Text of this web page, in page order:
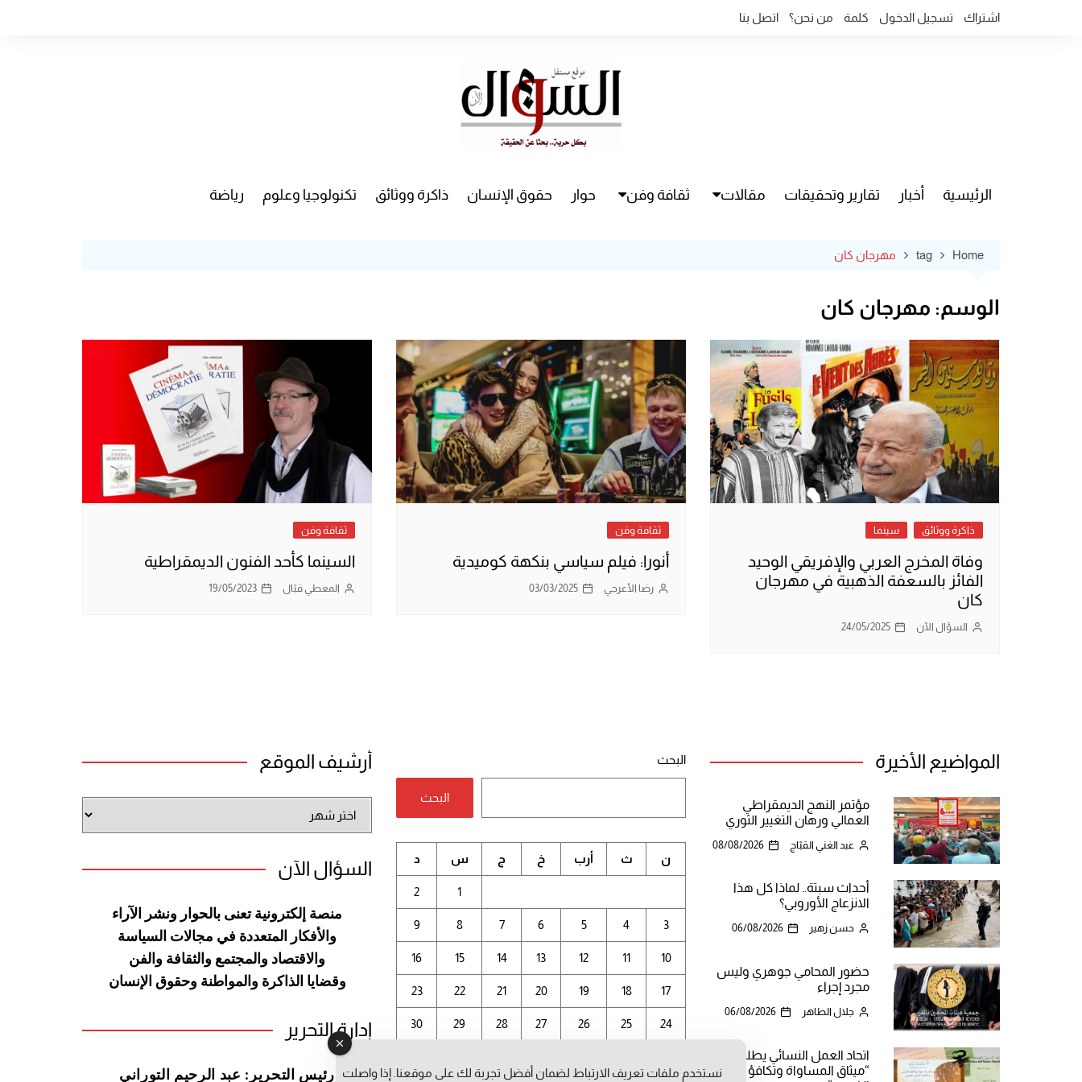
اشتراك تسجيل الدخول كلمة من نحن؟ اتصل بنا
الرئيسية أخبار تقارير وتحقيقات مقالات ثقافة وفن حوار حقوق الإنسان ذاكرة ووثائق تكنولوجيا وعلوم رياضة
Home
tag مهرجان كان
الوسم: مهرجان كان
ذاكرة ووثائق سينما
وفاة المخرج العربي والإفريقي الوحيد
الفائز بالسعفة الذهبية في مهرجان
كان
السؤال الآن 24/05/2025
ثقافة وفن
أنورا: فيلم سياسي بنكهة كوميدية
رضا الأعرجي 03/03/2025
ثقافة وفن
السينما كأحد الفنون الديمقراطية
المعطي قبّال 19/05/2023
المواضيع الأخيرة
مؤتمر النهج الديمقراطي
العمالي ورهان التغيير الثوري
عبد الغني القبّاج 08/08/2026
أحداث سبتة.. لماذا كل هذا
الانزعاج الأوروبي؟
حسن زهير 06/08/2026
حضور المحامي جوهري وليس
مجرد إجراء
جلال الطاهر 06/08/2026
اتحاد العمل النسائي يطلق
“ميثاق المساواة وتكافؤ
البحث
البحث
ن ث أرب خ ج س د
1
2
3
4
5
6
7
8
9
10
11
12
13
14
15
16
17
18
19
20
21
22
23
24
25
26
27
28
29
30
أرشيف الموقع
الموقع
السؤال الآن
منصة إلكترونية تعنى بالحوار ونشر
الآراء
والأفكار المتعددة في مجالات السياسة
والاقتصاد والمجتمع والثقافة والفن
وقضايا الذاكرة والمواطنة وحقوق الإنسان
إدارة التحرير
رئيس التحرير: عبد الرحيم التوراني نستخدم ملفات تعريف الارتباط لضمان أفضل تجربة لك على موقعنا. إذا واصلت